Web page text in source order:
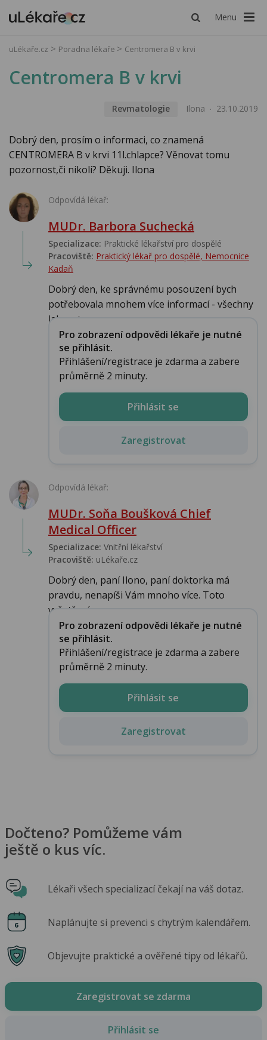
Menu
uLékaře.cz Poradna lékaře Centromera B v krvi
Centromera B v krvi
Revmatologie Ilona 23.10.2019
Dobrý den, prosím o informaci, co znamená
CENTROMERA B v krvi 11l.chlapce? Věnovat tomu
pozornost,či nikoli? Děkuji. Ilona
Odpovídá lékař:
MUDr. Barbora Suchecká
Specializace: Praktické lékařství pro dospělé
Pracoviště: Praktický lékař pro dospělé, Nemocnice
Kadaň
Dobrý den, ke správnému posouzení bych
potřebovala mnohem více informací - všechny
laborator...
Pro zobrazení odpovědi lékaře je nutné
se přihlásit.
Přihlášení/registrace je zdarma a zabere
průměrně 2 minuty.
Přihlásit se
Zaregistrovat
Odpovídá lékař:
MUDr. Soňa Boušková Chief
Medical Officer
Specializace: Vnitřní lékařství
Pracoviště: uLékaře.cz
Dobrý den, paní Ilono, paní doktorka má
pravdu, nenapíši Vám mnoho více. Toto
vyšetření s...
Pro zobrazení odpovědi lékaře je nutné
se přihlásit.
Přihlášení/registrace je zdarma a zabere
průměrně 2 minuty.
Přihlásit se
Zaregistrovat
Dočteno? Pomůžeme vám
ještě o kus víc.
Lékaři všech specializací čekají na váš dotaz.
Naplánujte si prevenci s chytrým kalendářem.
Objevujte praktické a ověřené tipy od lékařů.
Zaregistrovat se zdarma
Přihlásit se